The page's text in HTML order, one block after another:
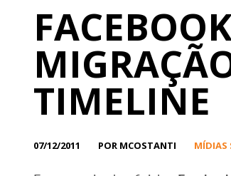
TIMELINE
07/12/2011 POR MCOSTANTI MÍDIAS